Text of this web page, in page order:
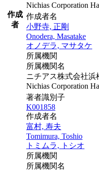
作成
者
Nichias Corporation
作成者名
小野寺, 正剛
Onodera, Masatake
オノデラ, マサタケ
所属機関
所属機関名
ニチアス株式会社浜
Nichias Corporation
著者識別子
K001858
作成者名
富村, 寿夫
Tomimura, Toshio
トミムラ, トシオ
所属機関
所属機関名